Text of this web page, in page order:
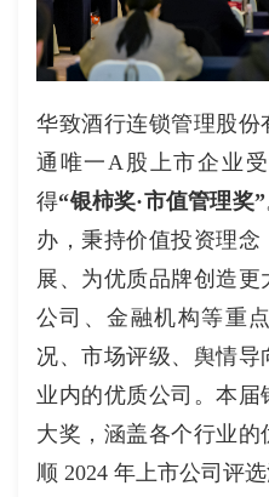
华致酒行连锁管理股
通唯一A股上市企业
得“银柿奖·市值管理奖”
办，秉持价值投资理
展、为优质品牌创造
公司、金融机构等重
况、市场评级、舆情
业内的优质公司。本届
大奖，涵盖各个行业
顺 2024 年上市公司评